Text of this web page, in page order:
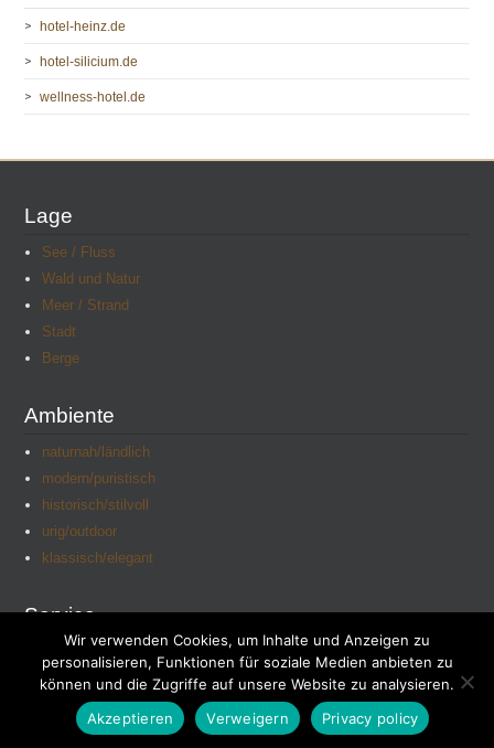
hotel-heinz.de
hotel-silicium.de
wellness-hotel.de
Lage
See / Fluss
Wald und Natur
Meer / Strand
Stadt
Berge
Ambiente
naturnah/ländlich
modern/puristisch
historisch/stilvoll
urig/outdoor
klassisch/elegant
Service
Kontakt
Impressum
Datenschutz
Wir verwenden Cookies, um Inhalte und Anzeigen zu
personalisieren, Funktionen für soziale Medien anbieten zu
können und die Zugriffe auf unsere Website zu analysieren.
Akzeptieren
Verweigern Privacy policy